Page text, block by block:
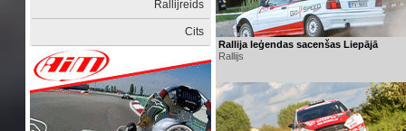
Rallijreids
Cits
Rallija leģendas sacenšas Liepājā
Rallijs